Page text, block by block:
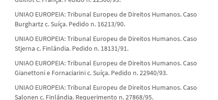
UNIAO EUROPEIA: Tribunal Europeu de Direitos Humanos. Caso
Burghartz c. Suíça. Pedido n. 16213/90.
UNIAO EUROPEIA: Tribunal Europeu de Direitos Humanos. Caso
Stjerna c. Finlândia. Pedido n. 18131/91.
UNIAO EUROPEIA: Tribunal Europeu de Direitos Humanos. Caso
Gianettoni e Fornaciarini c. Suíça. Pedido n. 22940/93.
UNIAO EUROPEIA: Tribunal Europeu de Direitos Humanos. Caso
Salonen c. Finlândia. Requerimento n. 27868/95.